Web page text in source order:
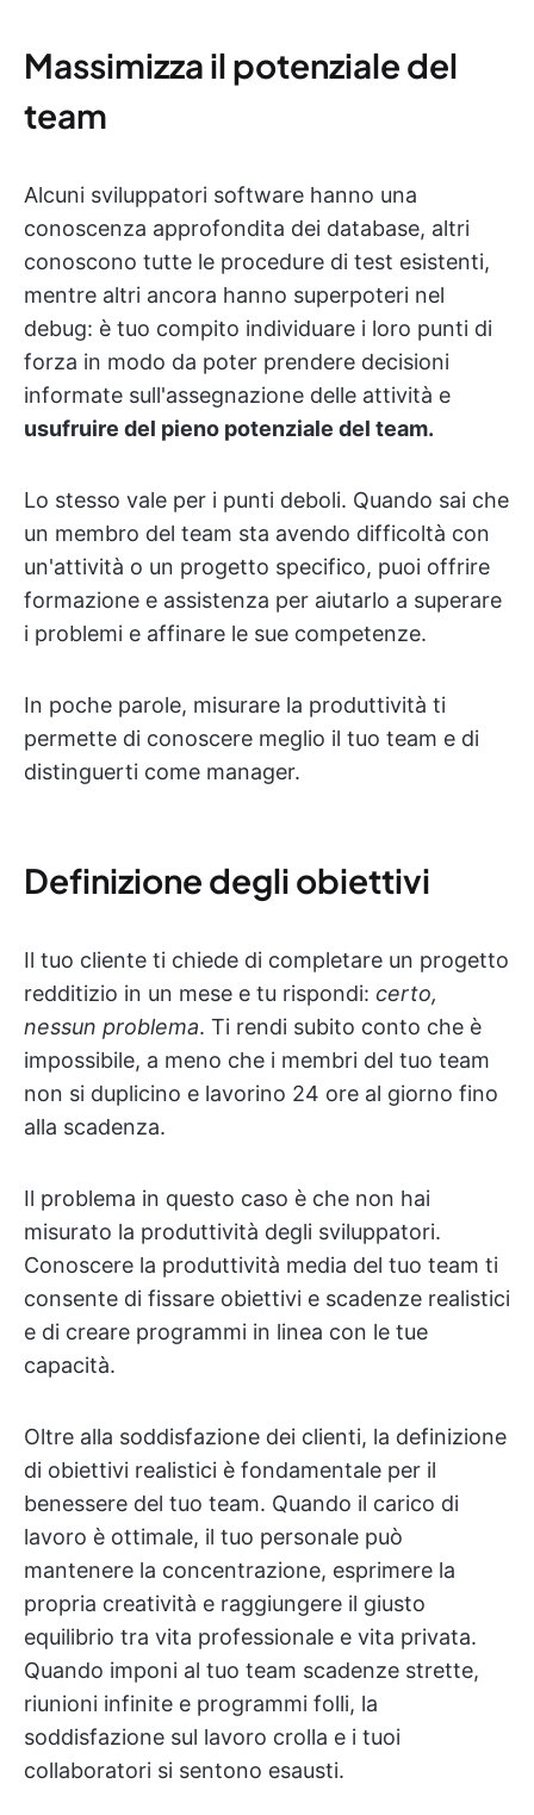
Massimizza il potenziale del
team
Alcuni sviluppatori software hanno una
conoscenza approfondita dei database, altri
conoscono tutte le procedure di test esistenti,
mentre altri ancora hanno superpoteri nel
debug: è tuo compito individuare i loro punti di
forza in modo da poter prendere decisioni
informate sull'assegnazione delle attività e
usufruire del pieno potenziale del team.
Lo stesso vale per i punti deboli. Quando sai che
un membro del team sta avendo difficoltà con
un'attività o un progetto specifico, puoi offrire
formazione e assistenza per aiutarlo a superare
i problemi e affinare le sue competenze.
In poche parole, misurare la produttività ti
permette di conoscere meglio il tuo team e di
distinguerti come manager.
Definizione degli obiettivi
Il tuo cliente ti chiede di completare un progetto
redditizio in un mese e tu rispondi: certo,
nessun problema. Ti rendi subito conto che è
impossibile, a meno che i membri del tuo team
non si duplicino e lavorino 24 ore al giorno fino
alla scadenza.
Il problema in questo caso è che non hai
misurato la produttività degli sviluppatori.
Conoscere la produttività media del tuo team ti
consente di fissare obiettivi e scadenze realistici
e di creare programmi in linea con le tue
capacità.
Oltre alla soddisfazione dei clienti, la definizione
di obiettivi realistici è fondamentale per il
benessere del tuo team. Quando il carico di
lavoro è ottimale, il tuo personale può
mantenere la concentrazione, esprimere la
propria creatività e raggiungere il giusto
equilibrio tra vita professionale e vita privata.
Quando imponi al tuo team scadenze strette,
riunioni infinite e programmi folli, la
soddisfazione sul lavoro crolla e i tuoi
collaboratori si sentono esausti.